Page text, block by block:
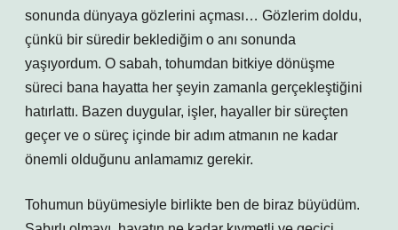
sonunda dünyaya gözlerini açması… Gözlerim doldu,
çünkü bir süredir beklediğim o anı sonunda
yaşıyordum. O sabah, tohumdan bitkiye dönüşme
süreci bana hayatta her şeyin zamanla gerçekleştiğini
hatırlattı. Bazen duygular, işler, hayaller bir süreçten
geçer ve o süreç içinde bir adım atmanın ne kadar
önemli olduğunu anlamamız gerekir.
Tohumun büyümesiyle birlikte ben de biraz büyüdüm.